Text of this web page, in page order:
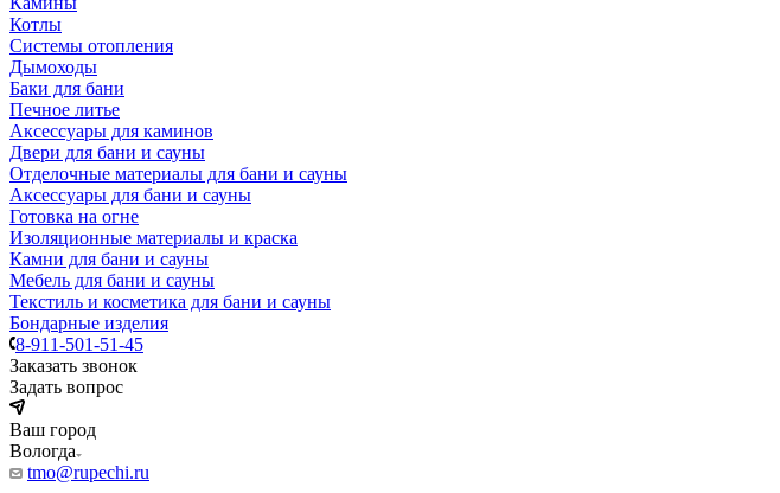
Котлы
Системы отопления
Дымоходы
Баки для бани
Печное литье
Аксессуары для каминов
Двери для бани и сауны
Отделочные материалы для бани и сауны
Аксессуары для бани и сауны
Готовка на огне
Изоляционные материалы и краска
Камни для бани и сауны
Мебель для бани и сауны
Текстиль и косметика для бани и сауны
Бондарные изделия
8-911-501-51-45
Заказать звонок
Задать вопрос
Ваш город
Вологда
tmo@rupechi.ru